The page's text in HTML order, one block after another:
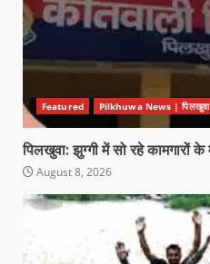
Featured Pilkhuwa News | पिलखुवा
पिलखुवा: झुग्गी में सो रहे कामगारों के
August 8, 2026